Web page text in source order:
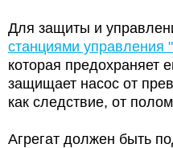
Для защиты и
станциями управления
которая предохраняет
защищает насос от
как следствие, от
Агрегат должен быть